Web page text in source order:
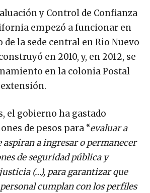
y Control de Confianza
empezó a funcionar en
de la sede central en Rio Nuevo
en 2010, y, en 2012, se
en la colonia Postal
el gobierno ha gastado
de pesos para “evaluar a
aspiran a ingresar o permanecer
de seguridad pública y
(…), para garantizar que
cumplan con los perfiles